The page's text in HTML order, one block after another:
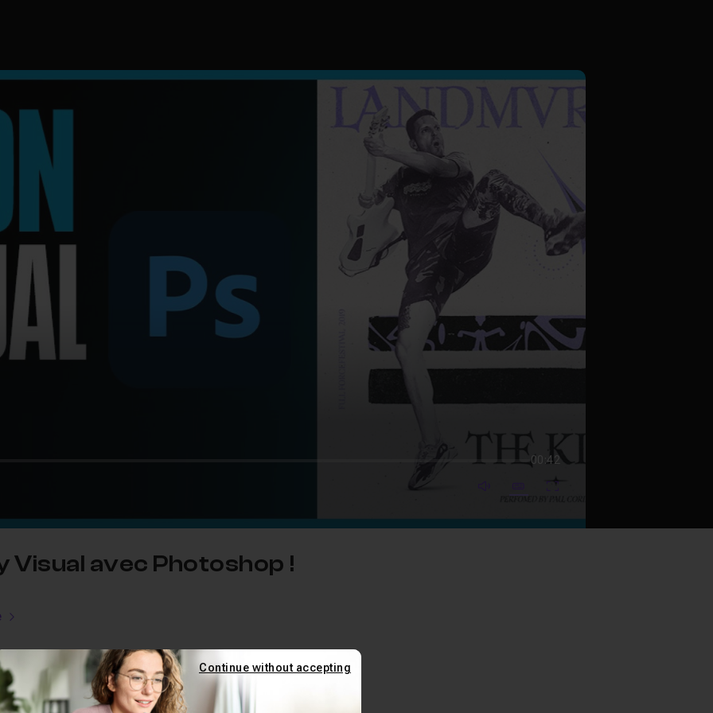
00:42
mute video
SubtitlesFullscreen
Visual avec Photoshop !